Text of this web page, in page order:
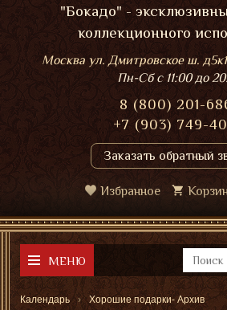
"Бокадо" -
коллекционного
Москва ул. Дмитровское ш.
Пн-Сбс 11:00 до
8 (800) 201-
+7 (903) 749-
Заказать обратный
Избранное
МЕНЮ
Календарь Хорошие подарки- Архив